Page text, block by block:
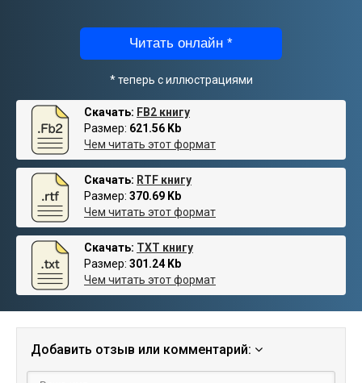
Читать онлайн *
* теперь с иллюстрациями
Скачать: FB2 книгу
Размер: 621.56 Kb
Чем читать этот формат
Скачать: RTF книгу
Размер: 370.69 Kb
Чем читать этот формат
Скачать: TXT книгу
Размер: 301.24 Kb
Чем читать этот формат
Добавить отзыв или комментарий: